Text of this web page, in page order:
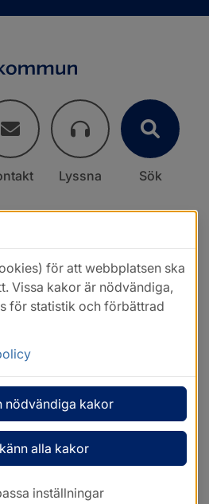
Lyssna Sök
för att webbplatsen ska
Vissa kakor är nödvändiga,
för statistik och förbättrad
nödvändiga kakor
alla kakor
inställningar